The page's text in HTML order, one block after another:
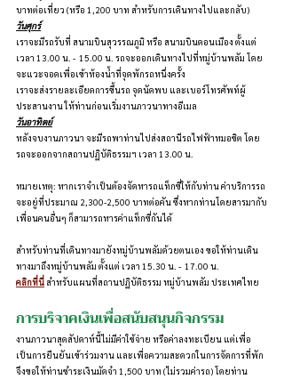
บาทต่อเที่ยว (หรือ 1,200 บาท สำหรับการเดินทางไปและกลับ)
วันศุกร์
เราจะมีรถรับที่ สนามบินสุวรรณภูมิ หรือ สนามบินดอนเมือง ตั้งแต่
เวลา 13.00 น. -  15.00 น. รถจะออกเดินทางไปที่หมู่บ้านพลัม โดย
จะแวะจอดเพื่อเข้าห้องน้ำที่จุดพักรถหนึ่งครั้ง
เราจะส่งรายละเอียดการขึ้นรถ จุดนัดพบ และเบอร์โทรศัพท์ผู้
ประสานงาน ให้ท่านก่อนเริ่มงานภาวนาทางอีเมล
วันอาทิตย์
หลังจบงานภาวนา จะมีรถพาท่านไปส่งสถานีรถไฟฟ้าหมอชิต โดย
รถจะออกจากสถานปฏิบัติธรรมฯ เวลา 13.00 น.
หมายเหตุ: หากเราจำเป็นต้องจัดหารถแท็กซี่ให้กับท่าน ค่าบริการรถ
จะอยู่ที่ประมาณ 2,300-2,500 บาทต่อคัน ซึ่งหากท่านโดยสารมากับ
เพื่อนคนอื่นๆ ก็สามารถหารค่าแท็กซี่กันได้
สำหรับท่านที่เดินทางมายังหมู่บ้านพลัมด้วยตนเอง ขอให้ท่านเดิน
ทางมาถึงหมู่บ้านพลัม ตั้งแต่ เวลา 15.30 น. -  17.00 น.
คลิกที่นี่ สำหรับแผนที่สถานปฏิบัติธรรม หมู่บ้านพลัม ประเทศไทย
การบริจาคเงินเพื่อสนับสนุนกิจกรรม
งานภาวนาสุดสัปดาห์นี้ไม่มีค่าใช้จ่าย หรือค่าลงทะเบียน แต่เพื่อ
เป็นการยืนยันเข้าร่วมงาน และเพื่อความสะดวกในการจัดการที่พัก
จึงขอให้ท่านชำระเงินมัดจำ 1,500 บาท (ไม่รวมค่ารถ) โดยท่าน